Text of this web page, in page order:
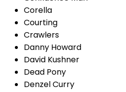
Corella
Courting
Crawlers
Danny Howard
David Kushner
Dead Pony
Denzel Curry